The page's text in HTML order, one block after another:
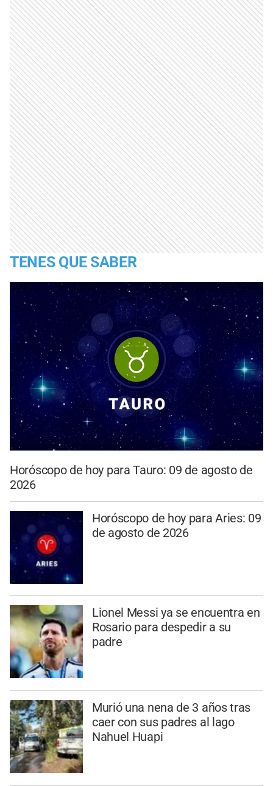
TENES QUE SABER
Horóscopo de hoy para Tauro: 09 de agosto de
2026
Horóscopo de hoy para Aries: 09
de agosto de 2026
Lionel Messi ya se encuentra en
Rosario para despedir a su
padre
Murió una nena de 3 años tras
caer con sus padres al lago
Nahuel Huapi